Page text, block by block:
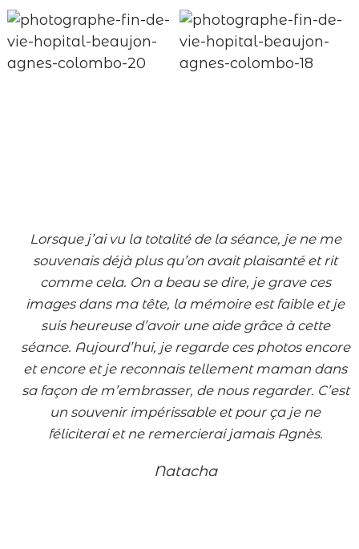
Lorsque j’ai vu la totalité de la séance, je ne me
souvenais déjà plus qu’on avait plaisanté et rit
comme cela. On a beau se dire, je grave ces
images dans ma tête, la mémoire est faible et je
suis heureuse d’avoir une aide grâce à cette
séance. Aujourd’hui, je regarde ces photos encore
et encore et je reconnais tellement maman dans
sa façon de m’embrasser, de nous regarder. C’est
un souvenir impérissable et pour ça je ne
féliciterai et ne remercierai jamais Agnès.
Natacha